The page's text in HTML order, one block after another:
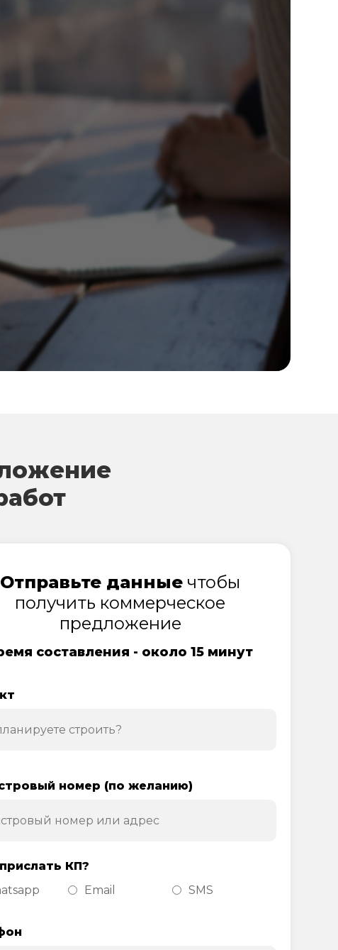
Отправьте данные чтобы
получить коммерческое
предложение
составления - около 15 минут
номер (по желанию)
КП?
Email SMS